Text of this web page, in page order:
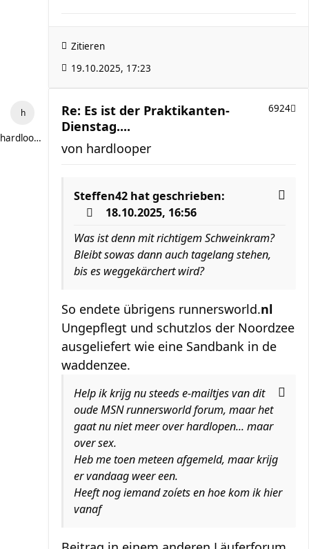
Zitieren
19.10.2025, 17:23
hardlooper
Re: Es ist der Praktikanten-
Dienstag....
6924
von hardlooper
Steffen42 hat geschrieben:
18.10.2025, 16:56
Was ist denn mit richtigem Schweinkram?
Bleibt sowas dann auch tagelang stehen,
bis es weggekärchert wird?
So endete übrigens runnersworld.nl
Ungepflegt und schutzlos der Noordzee
ausgeliefert wie eine Sandbank in de
waddenzee.
Help ik krijg nu steeds e-mailtjes van dit
oude MSN runnersworld forum, maar het
gaat nu niet meer over hardlopen... maar
over sex.
Heb me toen meteen afgemeld, maar krijg
er vandaag weer een.
Heeft nog iemand zoíets en hoe kom ik hier
vanaf